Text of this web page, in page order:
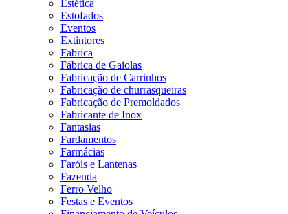
Estética
Estofados
Eventos
Extintores
Fabrica
Fábrica de Gaiolas
Fabricação de Carrinhos
Fabricação de churrasqueiras
Fabricação de Premoldados
Fabricante de Inox
Fantasias
Fardamentos
Farmácias
Faróis e Lantenas
Fazenda
Ferro Velho
Festas e Eventos